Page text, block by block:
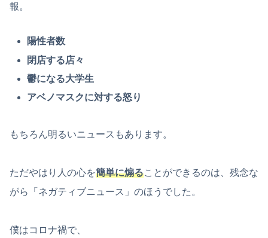
報。
陽性者数
閉店する店々
鬱になる大学生
アベノマスクに対する怒り
もちろん明るいニュースもあります。
ただやはり人の心を簡単に煽ることができるのは、残念な
がら「ネガティブニュース」のほうでした。
僕はコロナ禍で、